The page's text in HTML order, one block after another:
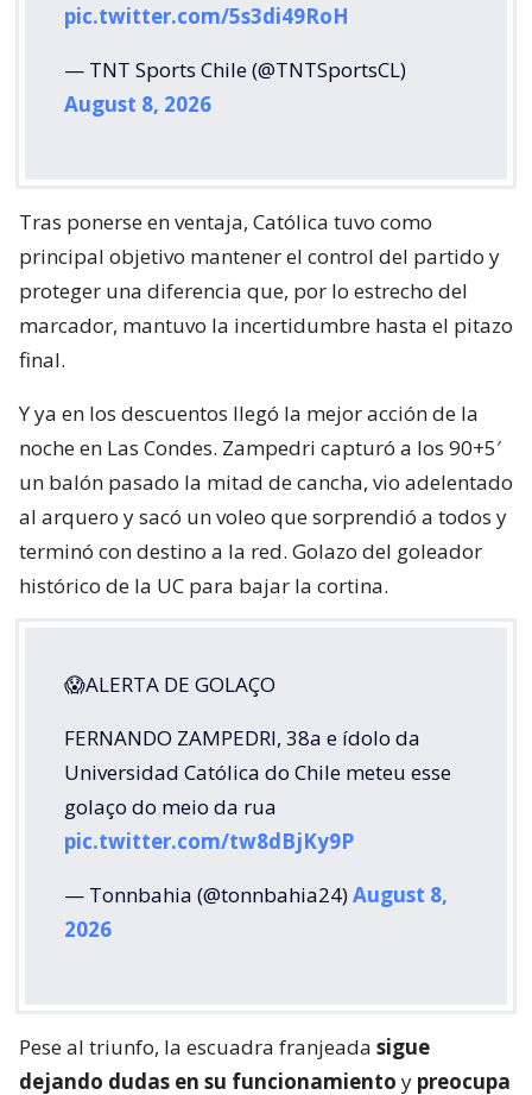
pic.twitter.com/5s3di49RoH
— TNT Sports Chile (@TNTSportsCL)
August 8, 2026
Tras ponerse en ventaja, Católica tuvo como
principal objetivo mantener el control del partido y
proteger una diferencia que, por lo estrecho del
marcador, mantuvo la incertidumbre hasta el pitazo
final.
Y ya en los descuentos llegó la mejor acción de la
noche en Las Condes. Zampedri capturó a los 90+5′
un balón pasado la mitad de cancha, vio adelentado
al arquero y sacó un voleo que sorprendió a todos y
terminó con destino a la red. Golazo del goleador
histórico de la UC para bajar la cortina.
😱ALERTA DE GOLAÇO
FERNANDO ZAMPEDRI, 38a e ídolo da
Universidad Católica do Chile meteu esse
golaço do meio da rua
pic.twitter.com/tw8dBjKy9P
— Tonnbahia (@tonnbahia24)August 8,
2026
Pese al triunfo, la escuadra franjeada sigue
dejando dudas en su funcionamiento y preocupa